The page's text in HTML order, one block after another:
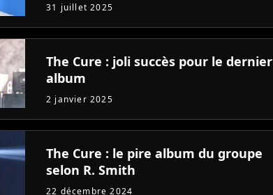
31 juillet 2025
The Cure : joli succès pour le dernier
album
2 janvier 2025
The Cure : le pire album du groupe
selon R. Smith
22 décembre 2024